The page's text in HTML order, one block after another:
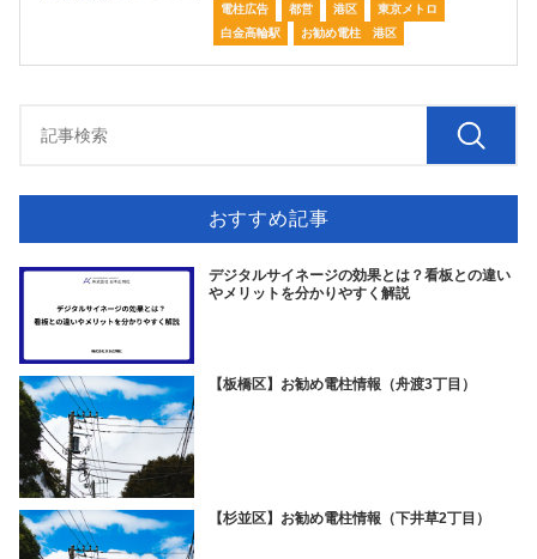
電柱広告 都営 港区
東京メトロ
白金高輪駅
お勧め電柱 港区
おすすめ記事
デジタルサイネージの効果とは？看板との違い
やメリットを分かりやすく解説
【板橋区】お勧め電柱情報（舟渡3丁目）
【杉並区】お勧め電柱情報（下井草2丁目）